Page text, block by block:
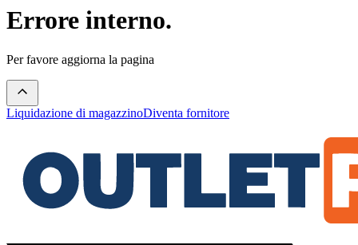
Errore interno.
Per favore aggiorna la pagina
Liquidazione di magazzinoDiventa fornitore